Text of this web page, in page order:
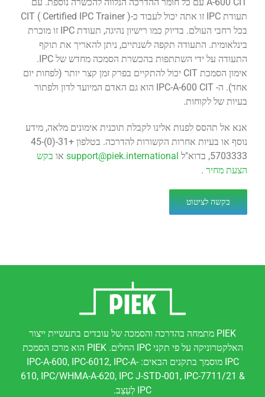
תעודת IPC זו אתה יכול לעבוד כ-CIT ( Certified IPC Trainer )
בכל רחבי העולם. בדיוק כמו רישיון נהיגה, תעודת IPC זו מוכרת
בינלאומית. התעודה תקפה לשנתיים, ניתן להאריך את תוקף
התעודה על ידי השתתפות בהכשרת הסמכה מחדש של IPC.
אימון הסמכת CIT יכול להתקיים בפרק זמן קצר יותר (לפחות יום
אחד). ה- IPC-A-600 CIT הוא גם האדם המיועד לדון ולפתור
בעיות של לקוחות.
אנא אל תהסס לפנות אלינו לקבלת תוכנית אימונים מלאה, מידע
נוסף או בעיות אחרות הקשורות להדרכה. בטלפון +31-(0)45-
5703333, בדוא"ל
support@piek.internationalאו בקש
הצעת מחיר.
בקשה לציטוט
PIEK מתמחה בהדרכה והסמכה של עובדים בתעשיית ייצור
האלקטרוניקה על פי תקני IPC החלים. PIEK הוא מרכז הסמכת
IPC מוסמך בתקנים הבאים: IPC-A-600, IPC-6012, IPC-A-
610, IPC/WHMA-A-620, IPC J-STD-001, IPC-7711/21 &
IPC לְעַצֵב.